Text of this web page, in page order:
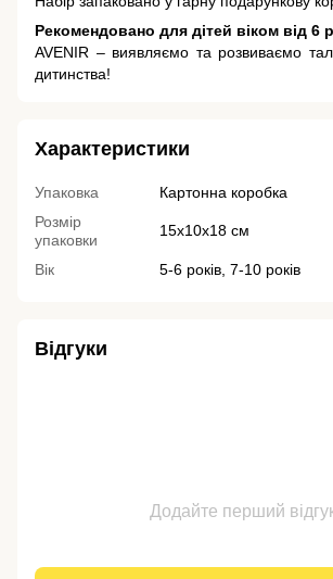
Рекомендовано для дітей віком від 6
AVENIR – виявляємо та розвиваємо
дитинства!
Характеристики
Упаковка
Картонна коробка
Розмір
упаковки
15х10х18 см
Вік 5-6 років, 7-10 років
Відгуки
Додайте перший